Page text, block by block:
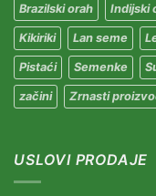
Brazilski orah Indijski
Kikiriki Lan seme
Pistaći Semenke
začini Zrnasti
USLOVI PRODAJE